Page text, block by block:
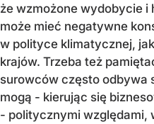
że wzmożone wydobycie i
może mieć negatywne
w polityce klimatycznej,
krajów. Trzeba też
surowców często odbywa
mogą - kierując się
- politycznymi względami,